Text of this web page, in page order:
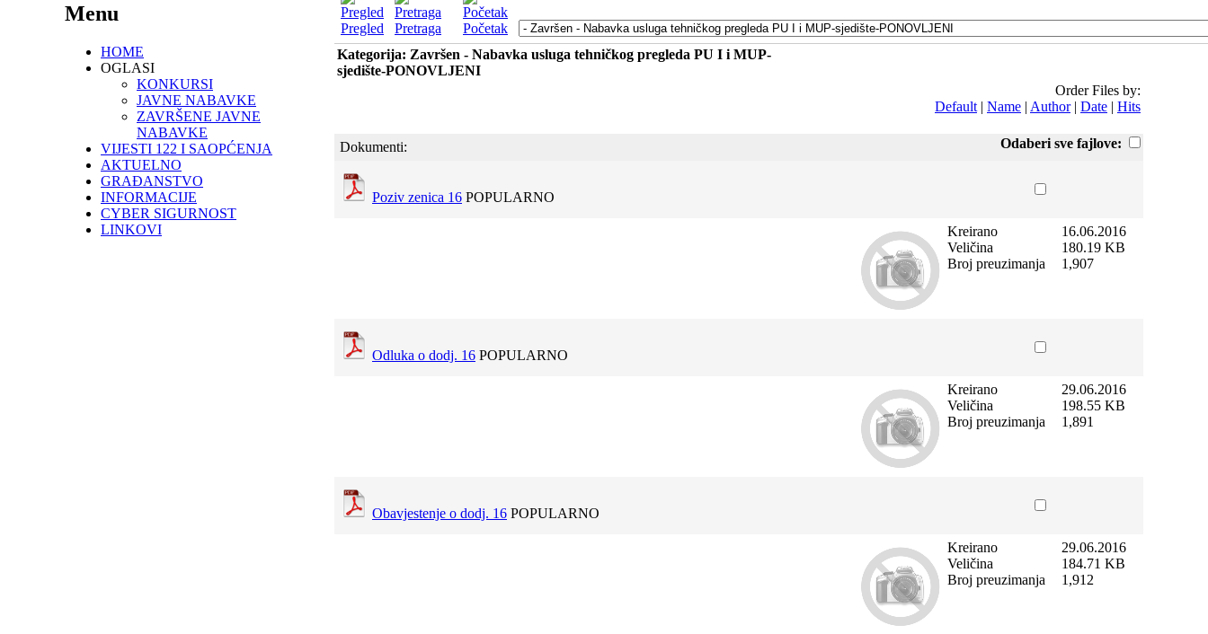
Pregled Pretraga
Početak
Kategorija: Završen - Nabavka usluga tehničkog pregleda PU I i MUP-
sjedište-PONOVLJENI
Order Files by:
Default | Name | Author| Date | Hits
Odaberi sve fajlove:
Dokumenti:
Poziv zenica 16 POPULARNO
Kreirano
Veličina
Broj preuzimanja
16.06.2016
180.19 KB
1,907
Odluka o dodj. 16 POPULARNO
Kreirano
Veličina
Broj preuzimanja
29.06.2016
198.55 KB
1,891
Obavjestenje o dodj. 16 POPULARNO
Kreirano
Veličina
Broj preuzimanja
29.06.2016
184.71 KB
1,912
Menu
HOME
OGLASI
KONKURSI
JAVNE NABAVKE
ZAVRŠENE JAVNE
NABAVKE
VIJESTI 122 I SAOPĆENJA
AKTUELNO
GRAĐANSTVO
INFORMACIJE
CYBER SIGURNOST
LINKOVI